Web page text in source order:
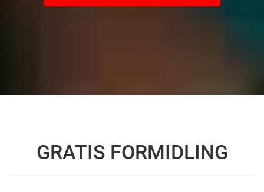
GRATIS FORMIDLING